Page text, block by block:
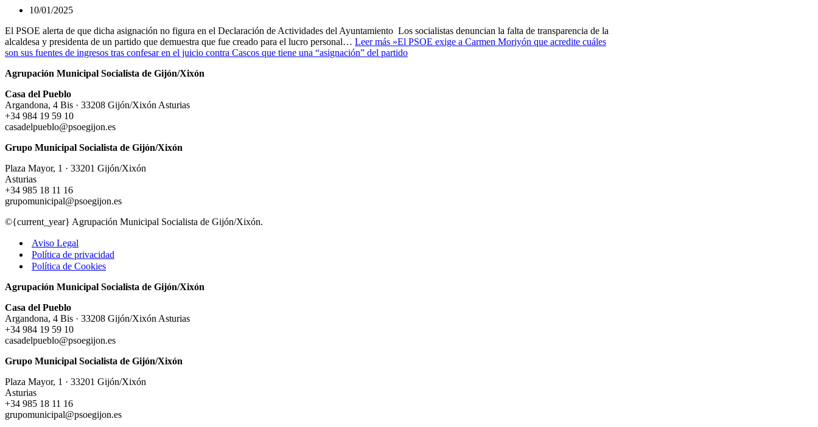
10/01/2025
El PSOE alerta de que dicha asignación no figura en el Declaración de Actividades del Ayuntamiento Los socialistas denuncian la falta de transparencia de la
alcaldesa y presidenta de un partido que demuestra que fue creado para el lucro personal… Leer más »El PSOE exige a Carmen Moriyón que acredite cuáles
son sus fuentes de ingresos tras confesar en el juicio contra Cascos que tiene una “asignación” del partido
Agrupación Municipal Socialista de Gijón/Xixón
Casa del Pueblo
Argandona, 4 Bis · 33208 Gijón/Xixón Asturias
+34 984 19 59 10
casadelpueblo@psoegijon.es
Grupo Municipal Socialista de Gijón/Xixón
Plaza Mayor, 1 · 33201 Gijón/Xixón
Asturias
+34 985 18 11 16
grupomunicipal@psoegijon.es
©{current_year} Agrupación Municipal Socialista de Gijón/Xixón.
Aviso Legal
Política de privacidad
Política de Cookies
Agrupación Municipal Socialista de Gijón/Xixón
Casa del Pueblo
Argandona, 4 Bis · 33208 Gijón/Xixón Asturias
+34 984 19 59 10
casadelpueblo@psoegijon.es
Grupo Municipal Socialista de Gijón/Xixón
Plaza Mayor, 1 · 33201 Gijón/Xixón
Asturias
+34 985 18 11 16
grupomunicipal@psoegijon.es